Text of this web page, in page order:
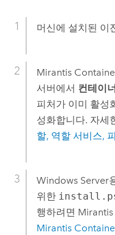
머신에 설치된 이
Mirantis
서버에서 컨테이너
피처가 이미 활성
성화합니다. 자세
할, 역할 서비스,
Windows Server
위한
행하려면 Mirantis
Mirantis